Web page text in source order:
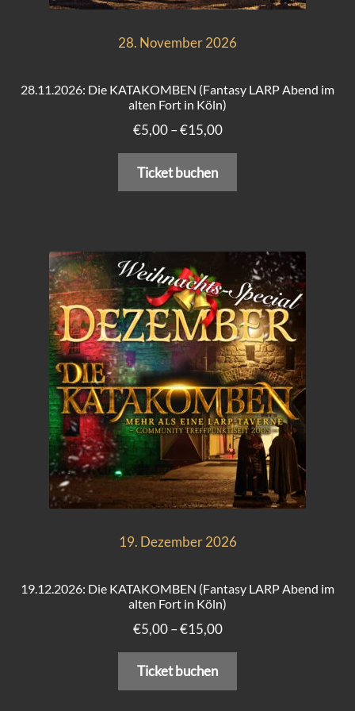
28. November 2026
28.11.2026: Die KATAKOMBEN (Fantasy LARP Abend im
alten Fort in Köln)
€5,00 –€15,00Preisspanne:
€5,00
€15,00
Ticket buchen
Varianten
auf.
Die
Optionen
können
auf
der
Produktseite
gewählt
werden
19. Dezember 2026
19.12.2026: Die KATAKOMBEN (Fantasy LARP Abend im
alten Fort in Köln)
€5,00 –€15,00Preisspanne:
€5,00
€15,00
Ticket buchen